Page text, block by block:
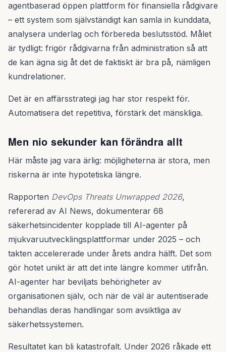
agentbaserad öppen plattform för finansiella rådgivare
– ett system som självständigt kan samla in kunddata,
analysera underlag och förbereda beslutsstöd. Målet
är tydligt: frigör rådgivarna från administration så att
de kan ägna sig åt det de faktiskt är bra på, nämligen
kundrelationer.
Det är en affärsstrategi jag har stor respekt för.
Automatisera det repetitiva, förstärk det mänskliga.
Men nio sekunder kan förändra allt
Här måste jag vara ärlig: möjligheterna är stora, men
riskerna är inte hypotetiska längre.
Rapporten DevOps Threats Unwrapped 2026,
refererad av AI News, dokumenterar 68
säkerhetsincidenter kopplade till AI-agenter på
mjukvaruutvecklingsplattformar under 2025 – och
takten accelererade under årets andra hälft. Det som
gör hotet unikt är att det inte längre kommer utifrån.
AI-agenter har beviljats behörigheter av
organisationen själv, och när de väl är autentiserade
behandlas deras handlingar som avsiktliga av
säkerhetssystemen.
Resultatet kan bli katastrofalt. Under 2026 råkade ett